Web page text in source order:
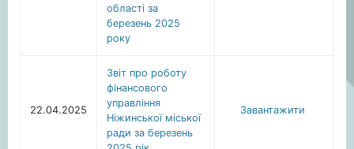
області за
березень 2025
року
22.04.2025
Звіт про роботу
фінансового
управління
Ніжинської міської
ради за березень
Завантажити